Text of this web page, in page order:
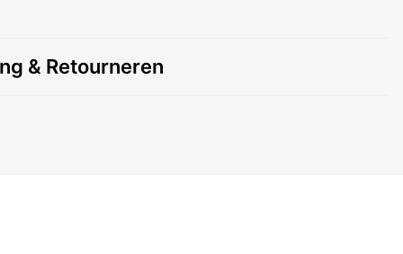
& Retourneren